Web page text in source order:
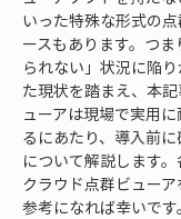
いった特殊な形式の
ースもあります。つ
られない」状況に陥
た現状を踏まえ、本
ューアは現場で実用
るにあたり、導入前
について解説します
クラウド点群ビュー
参考になれば幸いです。